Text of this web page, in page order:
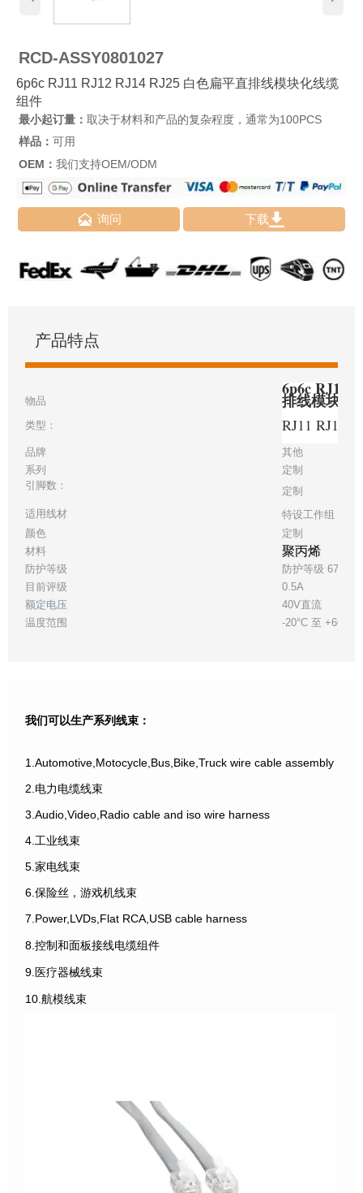
RCD-ASSY0801027
6p6c RJ11 RJ12 RJ14 RJ25 白色扁平直排线模块化线缆
组件
最小起订量： 取决于材料和产品的复杂程度，通常为100PCS
样品： 可用
OEM： 我们支持OEM/ODM
 询问 下载
产品特点
物品
6p6c RJ11
排线模块化
类型： RJ11 RJ12
品牌
其他
系列
定制
引脚数：
定制
适用线材
特设工作组 24
颜色
定制
材料
聚丙烯
防护等级
防护等级 67
目前评级
0.5A
额定电压
40V直流
温度范围
-20°C 至 +60°C
我们可以生产系列线束：
1.Automotive,Motocycle,Bus,Bike,Truck wire cable assembly
2.电力电缆线束
3.Audio,Video,Radio cable and iso wire harness
4.工业线束
5.家电线束
6.保险丝，游戏机线束
7.Power,LVDs,Flat RCA,USB cable harness
8.控制和面板接线电缆组件
9.医疗器械线束
10.航模线束